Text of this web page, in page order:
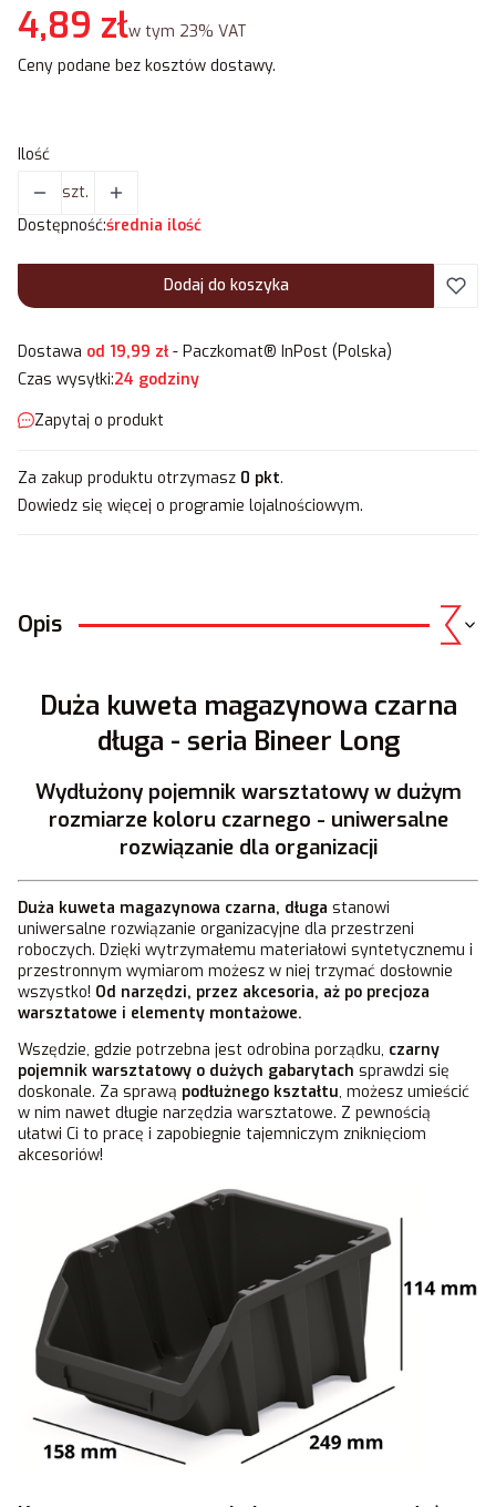
Cena
4,89 złw tym 23% VAT
w tym 23% VAT
Ceny podane bez kosztów dostawy.
Ilość
szt.
Dostępność:średnia ilość
Dodaj do koszyka
Dostawa od 19,99 zł- Paczkomat® InPost (Polska)
Czas wysyłki:24 godziny
Zapytaj o produkt
Za zakup produktu otrzymasz 0 pkt.
Dowiedz się więcej o programie lojalnościowym.
Opis
Duża kuweta magazynowa czarna
długa - seria Bineer Long
Wydłużony pojemnik warsztatowy w dużym
rozmiarze koloru czarnego - uniwersalne
rozwiązanie dla organizacji
Duża kuweta magazynowa czarna, długa stanowi
uniwersalne rozwiązanie organizacyjne dla przestrzeni
roboczych. Dzięki wytrzymałemu materiałowi syntetycznemu i
przestronnym wymiarom możesz w niej trzymać dosłownie
wszystko! Od narzędzi, przez akcesoria, aż po precjoza
warsztatowe i elementy montażowe.
Wszędzie, gdzie potrzebna jest odrobina porządku, czarny
pojemnik warsztatowy o dużych gabarytach sprawdzi się
doskonale. Za sprawą podłużnego kształtu, możesz umieścić
w nim nawet długie narzędzia warsztatowe. Z pewnością
ułatwi Ci to pracę i zapobiegnie tajemniczym zniknięciom
akcesoriów!